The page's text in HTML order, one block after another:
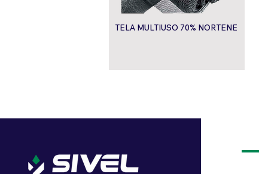
TELA MULTIUSO 70% NORTENE